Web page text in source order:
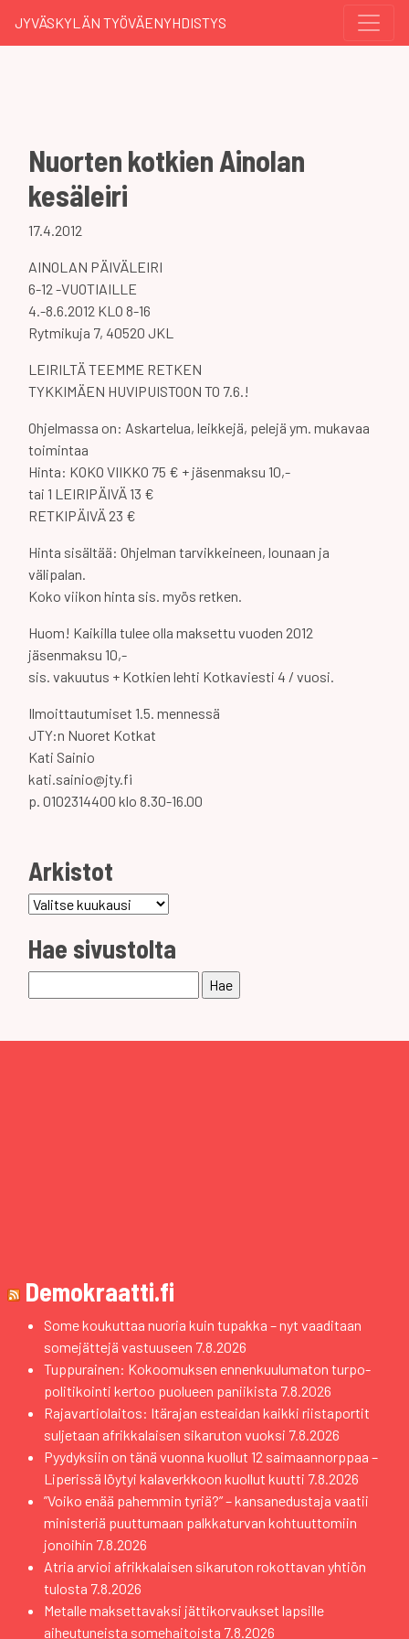
JYVÄSKYLÄN TYÖVÄENYHDISTYS
Nuorten kotkien Ainolan
kesäleiri
17.4.2012
AINOLAN PÄIVÄLEIRI
6-12 -VUOTIAILLE
4.-8.6.2012 KLO 8-16
Rytmikuja 7, 40520 JKL
LEIRILTÄ TEEMME RETKEN
TYKKIMÄEN HUVIPUISTOON TO 7.6.!
Ohjelmassa on: Askartelua, leikkejä, pelejä ym. mukavaa
toimintaa
Hinta: KOKO VIIKKO 75 € + jäsenmaksu 10,-
tai 1 LEIRIPÄIVÄ 13 €
RETKIPÄIVÄ 23 €
Hinta sisältää: Ohjelman tarvikkeineen, lounaan ja
välipalan.
Koko viikon hinta sis. myös retken.
Huom! Kaikilla tulee olla maksettu vuoden 2012
jäsenmaksu 10,-
sis. vakuutus + Kotkien lehti Kotkaviesti 4 / vuosi.
Ilmoittautumiset 1.5. mennessä
JTY:n Nuoret Kotkat
Kati Sainio
kati.sainio@jty.fi
p. 0102314400 klo 8.30-16.00
Arkistot
Arkistot
Hae sivustolta
Demokraatti.fi
Some koukuttaa nuoria kuin tupakka – nyt vaaditaan
somejättejä vastuuseen 7.8.2026
Tuppurainen: Kokoomuksen ennenkuulumaton turpo-
politikointi kertoo puolueen paniikista 7.8.2026
Rajavartiolaitos: Itärajan esteaidan kaikki riistaportit
suljetaan afrikkalaisen sikaruton vuoksi 7.8.2026
Pyydyksiin on tänä vuonna kuollut 12 saimaannorppaa –
Liperissä löytyi kalaverkkoon kuollut kuutti 7.8.2026
”Voiko enää pahemmin tyriä?” – kansanedustaja vaatii
ministeriä puuttumaan palkkaturvan kohtuuttomiin
jonoihin 7.8.2026
Atria arvioi afrikkalaisen sikaruton rokottavan yhtiön
tulosta 7.8.2026
Metalle maksettavaksi jättikorvaukset lapsille
aiheutuneista somehaitoista 7.8.2026